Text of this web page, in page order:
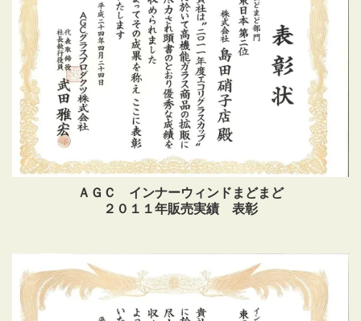
ＡＧＣ インナーウィンドまどまど
２０１１年販売実績 表彰